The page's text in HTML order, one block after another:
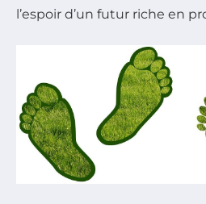
l’espoir d’un futur riche en